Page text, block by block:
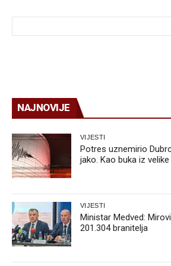
NAJNOVIJE
VIJESTI
Potres uznemirio
jako. Kao buka iz velike
VIJESTI
Ministar Medved:
201.304 branitelja